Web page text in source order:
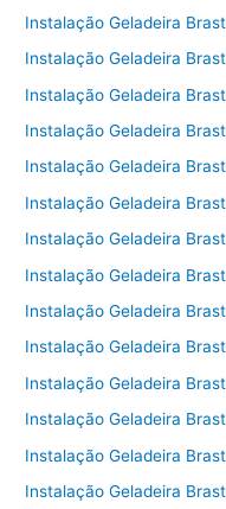
Instalação Geladeira
Instalação Geladeira
Instalação Geladeira
Instalação Geladeira
Instalação Geladeira
Instalação Geladeira
Instalação Geladeira
Instalação Geladeira
Instalação Geladeira
Instalação Geladeira
Instalação Geladeira
Instalação Geladeira
Instalação Geladeira
Instalação Geladeira